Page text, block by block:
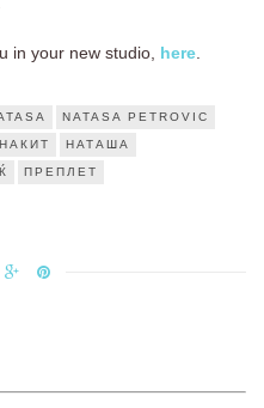
in your new studio, here
NATASA PETROVIC
НАКИТ НАТАША
ПРЕПЛЕТ